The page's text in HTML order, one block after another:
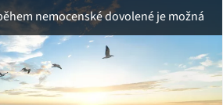
nemocenské dovolené je možná